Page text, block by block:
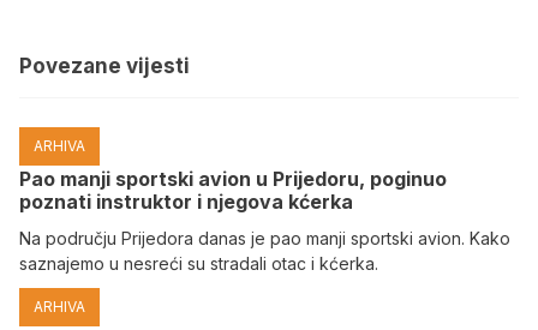
Povezane vijesti
ARHIVA
Pao manji sportski avion u Prijedoru, poginuo
poznati instruktor i njegova kćerka
Na području Prijedora danas je pao manji sportski avion. Kako
saznajemo u nesreći su stradali otac i kćerka.
ARHIVA